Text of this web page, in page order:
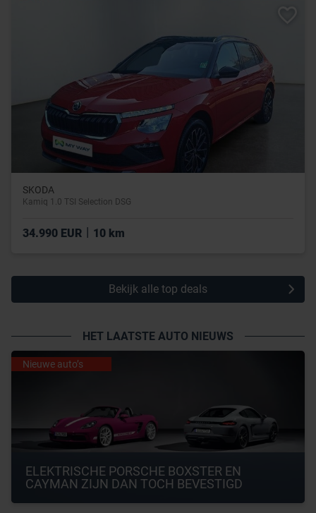
SKODA
Kamiq 1.0 TSI Selection DSG
34.990 EUR 10 km
Bekijk alle top deals
HET LAATSTE AUTO NIEUWS
Nieuwe auto’s
ELEKTRISCHE PORSCHE BOXSTER EN
CAYMAN ZIJN DAN TOCH BEVESTIGD